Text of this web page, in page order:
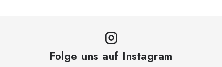
Folge uns auf Instagram